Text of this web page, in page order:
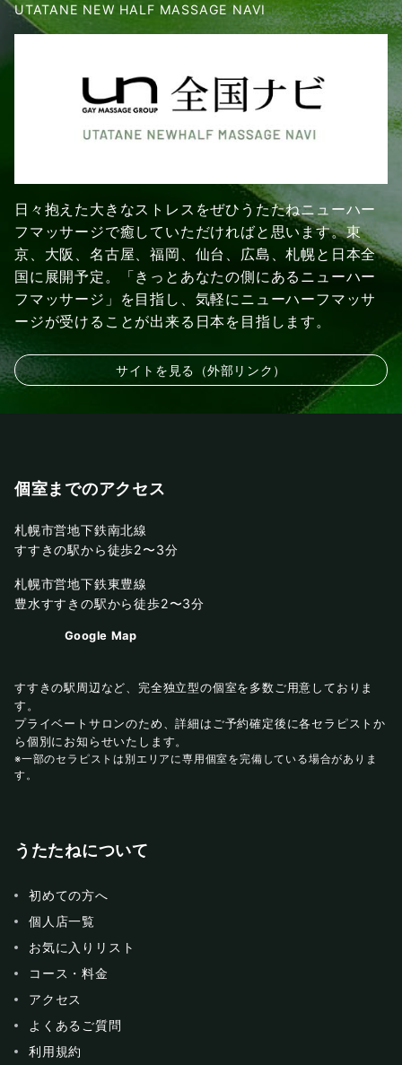
UTATANE NEW HALF MASSAGE NAVI
日々抱えた大きなストレスをぜひうたたねニューハー
フマッサージで癒していただければと思います。東
京、大阪、名古屋、福岡、仙台、広島、札幌と日本全
国に展開予定。「きっとあなたの側にあるニューハー
フマッサージ」を目指し、気軽にニューハーフマッサ
ージが受けることが出来る日本を目指します。
サイトを見る（外部リンク）
個室までのアクセス
札幌市営地下鉄南北線
すすきの駅から徒歩2〜3分
札幌市営地下鉄東豊線
豊水すすきの駅から徒歩2〜3分
Google Map
すすきの駅周辺など、完全独立型の個室を多数ご用意しておりま
す。
プライベートサロンのため、詳細はご予約確定後に各セラピストか
ら個別にお知らせいたします。
※一部のセラピストは別エリアに専用個室を完備している場合がありま
す。
うたたねについて
初めての方へ
個人店一覧
お気に入りリスト
コース・料金
アクセス
よくあるご質問
利用規約